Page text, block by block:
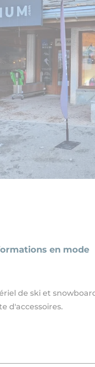
en mode
de ski et
d'accessoires.